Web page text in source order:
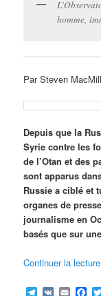
homme,
Par Steven
Depuis que la
Syrie contre les
de l’Otan et des
sont apparus
Russie a ciblé et
organes de
journalisme en
basés que sur
Continuer la lecture
Telegram
VK Email